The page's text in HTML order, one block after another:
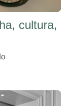
cultura,